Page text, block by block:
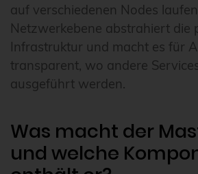
auf verschiedenen Nodes
Netzwerkebene abstrahiert die
Infrastruktur und macht es für
transparent, wo andere
ausgeführt werden.
Was macht der
und welche